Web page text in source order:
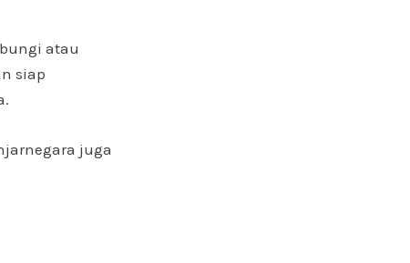
atau
siap
juga